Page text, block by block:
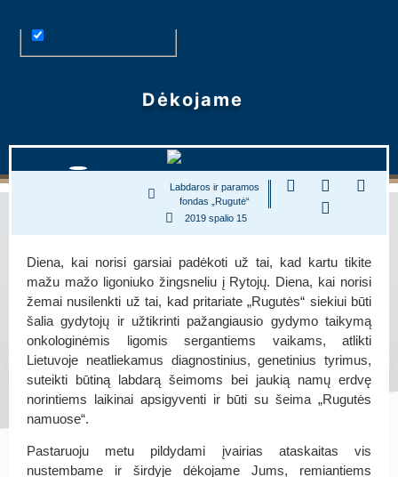
Dėkojame
Labdaros ir paramos
fondas „Rugutė“
2019 spalio 15
Diena, kai norisi garsiai padėkoti už tai, kad kartu tikite
mažu mažo ligoniuko žingsneliu į Rytojų. Diena, kai norisi
žemai nusilenkti už tai, kad pritariate „Rugutės“ siekiui būti
šalia gydytojų ir užtikrinti pažangiausio gydymo taikymą
onkologinėmis ligomis sergantiems vaikams, atlikti
Lietuvoje neatliekamus diagnostinius, genetinius tyrimus,
suteikti būtiną labdarą šeimoms bei jaukią namų erdvę
norintiems laikinai apsigyventi ir būti su šeima „Rugutės
namuose“.
Pastaruoju metu pildydami įvairias ataskaitas vis
nustembame ir širdyje dėkojame Jums, remiantiems